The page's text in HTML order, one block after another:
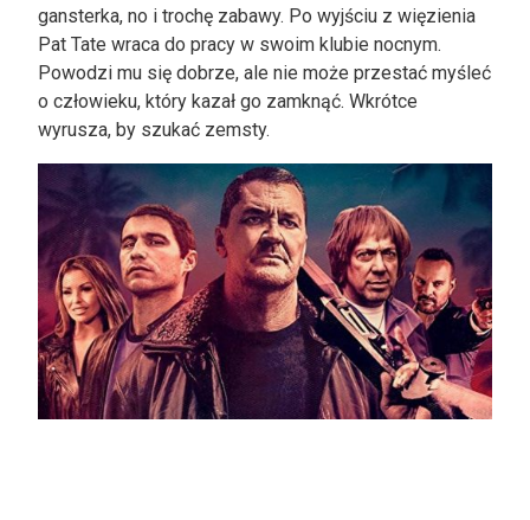
gansterka, no i trochę zabawy. Po wyjściu z więzienia
Pat Tate wraca do pracy w swoim klubie nocnym.
Powodzi mu się dobrze, ale nie może przestać myśleć
o człowieku, który kazał go zamknąć. Wkrótce
wyrusza, by szukać zemsty.